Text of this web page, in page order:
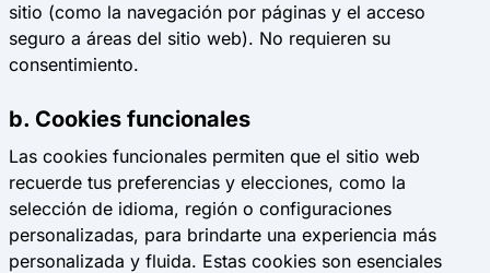
sitio (como la navegación por páginas y el acceso
seguro a áreas del sitio web). No requieren su
consentimiento.
b. Cookies funcionales
Las cookies funcionales permiten que el sitio web
recuerde tus preferencias y elecciones, como la
selección de idioma, región o configuraciones
personalizadas, para brindarte una experiencia más
personalizada y fluida. Estas cookies son esenciales